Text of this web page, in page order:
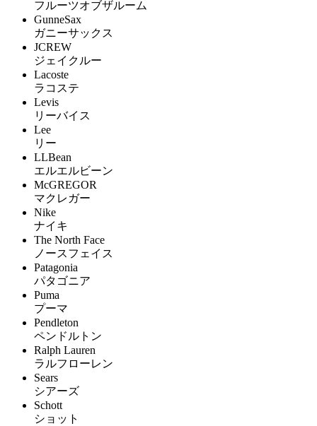
フルーツオブザルーム
GunneSax
ガニーサックス
JCREW
ジェイクルー
Lacoste
ラコステ
Levis
リーバイス
Lee
リー
LLBean
エルエルビーン
McGREGOR
マクレガー
Nike
ナイキ
The North Face
ノースフェイス
Patagonia
パタゴニア
Puma
プーマ
Pendleton
ペンドルトン
Ralph Lauren
ラルフローレン
Sears
シアーズ
Schott
ショット